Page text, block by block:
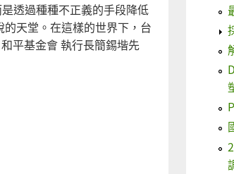
透過種種不正義的手段降低
天堂。在這樣的世界下，台
平基金會 執行長簡錫堦先